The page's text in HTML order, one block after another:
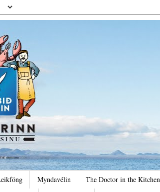
Myndavélin The Doctor in the Kitchen